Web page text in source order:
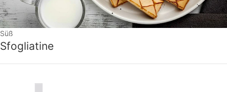
Süß
Sfogliatine